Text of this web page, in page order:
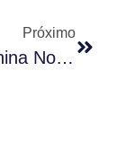
Próximo
Festa Junina No Condomínio: Como Organizar E Quais As Regras De Convivência